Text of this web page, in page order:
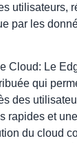
utilisateurs,
par les
Cloud: Le
qui
des
rapides et
du cloud